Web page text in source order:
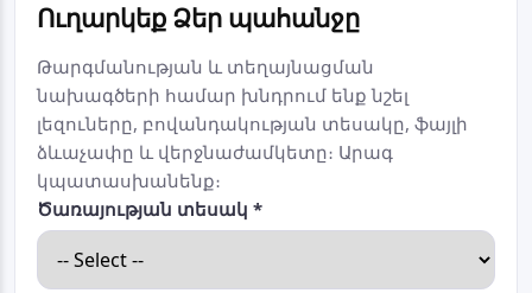
Ուղարկեք Ձեր պահանջը
Թարգմանության և տեղայնացման
նախագծերի համար խնդրում ենք նշել
լեզուները, բովանդակության տեսակը, ֆայլի
ձևաչափը և վերջնաժամկետը։ Արագ
կպատասխանենք։
Ծառայության տեսակ *